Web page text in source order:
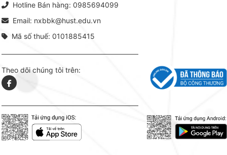
Hotline Bán hàng: 0985694099
Email: nxbbk@hust.edu.vn
Mã số thuế: 0101885415
Theo dõi chúng tôi trên: